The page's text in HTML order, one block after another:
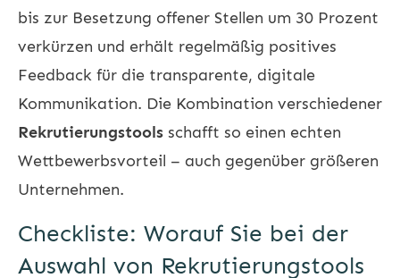
bis zur Besetzung offener Stellen um 30 Prozent
verkürzen und erhält regelmäßig positives
Feedback für die transparente, digitale
Kommunikation. Die Kombination verschiedener
Rekrutierungstools schafft so einen echten
Wettbewerbsvorteil – auch gegenüber größeren
Unternehmen.
Checkliste: Worauf Sie bei der
Auswahl von Rekrutierungstools